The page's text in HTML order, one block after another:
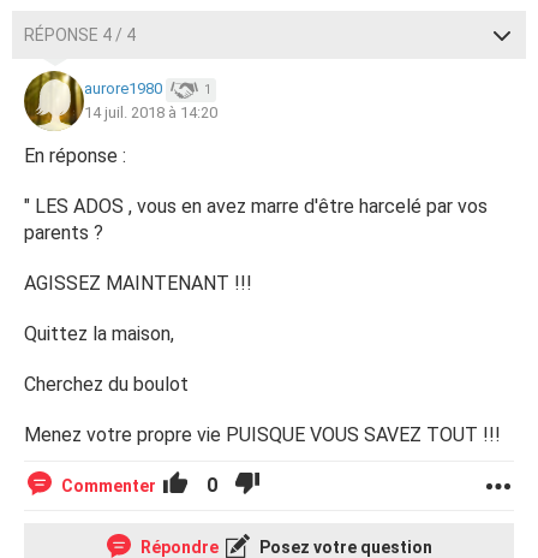
RÉPONSE 4 / 4
aurore1980 1
14 juil. 2018 à 14:20
En réponse :
" LES ADOS , vous en avez marre d'être harcelé par vos
parents ?
AGISSEZ MAINTENANT !!!
Quittez la maison,
Cherchez du boulot
Menez votre propre vie PUISQUE VOUS SAVEZ TOUT !!!
Commenter 0
Répondre Posez votre question